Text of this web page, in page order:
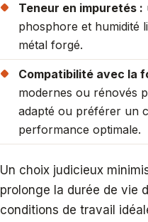
Teneur en impuretés :
phosphore et humidité
métal forgé.
Compatibilité avec la
modernes ou rénovés
adapté ou préférer un
performance optimale.
Un choix judicieux
prolonge la durée de vie
conditions de travail